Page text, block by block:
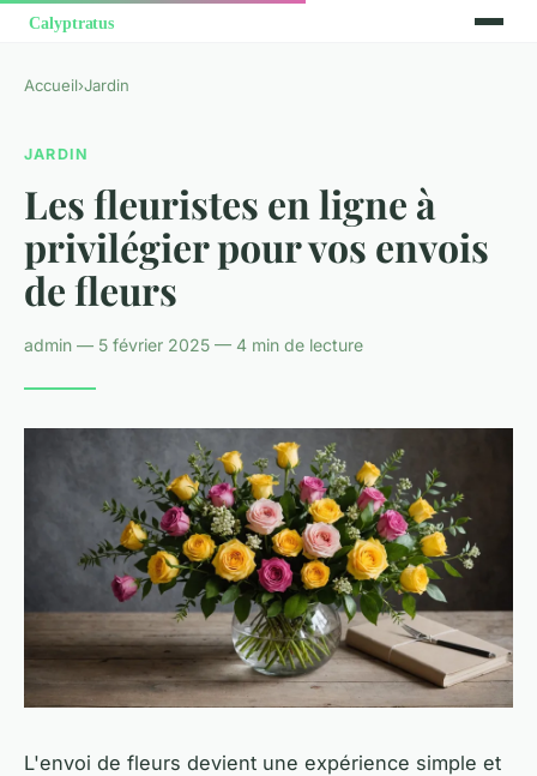
Accueil›Jardin
JARDIN
Les fleuristes en ligne à
privilégier pour vos envois
de fleurs
admin — 5 février 2025 — 4 min de lecture
L'envoi de fleurs devient une expérience simple et